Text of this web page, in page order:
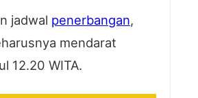
jadwal penerbangan,
mendarat
12.20 WITA.